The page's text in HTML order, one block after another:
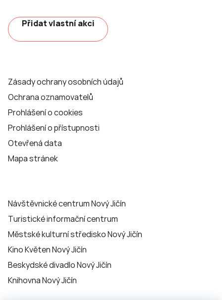
Přidat vlastní akci
Zásady ochrany osobních údajů
Ochrana oznamovatelů
Prohlášení o cookies
Prohlášení o přístupnosti
Otevřená data
Mapa stránek
Návštěvnické centrum Nový Jičín
Turistické informační centrum
Městské kulturní středisko Nový Jičín
Kino Květen Nový Jičín
Beskydské divadlo Nový Jičín
Knihovna Nový Jičín